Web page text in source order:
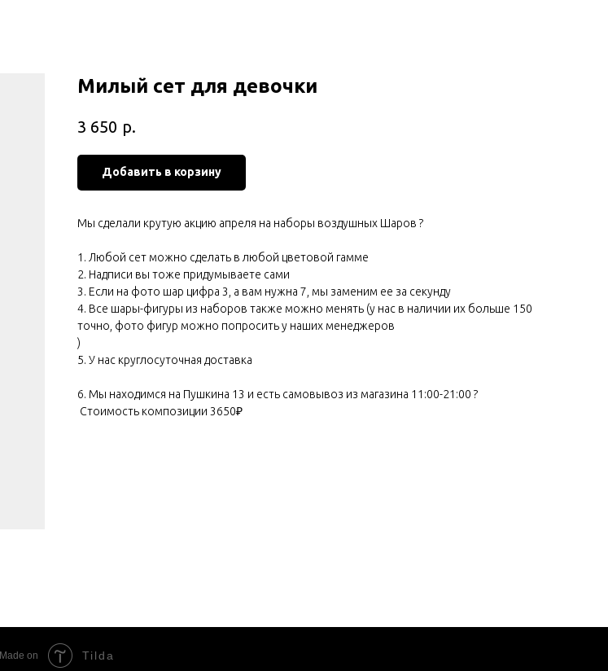
Милый сет для девочки
3 650 р.
Добавить в корзину
Мы сделали крутую акцию апреля на наборы воздушных Шаров ?
1. Любой сет можно сделать в любой цветовой гамме
2. Надписи вы тоже придумываете сами
3. Если на фото шар цифра 3, а вам нужна 7, мы заменим ее за секунду
4. Все шары-фигуры из наборов также можно менять (у нас в наличии их больше 150
точно, фото фигур можно попросить у наших менеджеров
)
5. У нас круглосуточная доставка
6. Мы находимся на Пушкина 13 и есть самовывоз из магазина 11:00-21:00 ?
Стоимость композиции 3650₽
Made on Tilda